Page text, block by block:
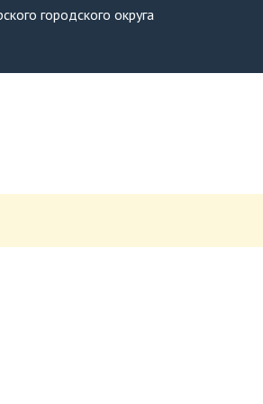
городского округа